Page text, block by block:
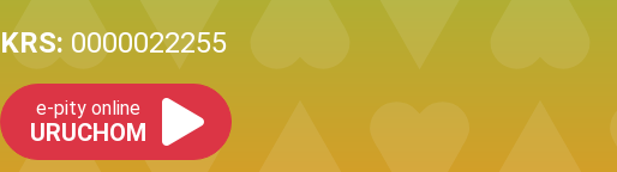
KRS: 0000022255
e-pity online
URUCHOM